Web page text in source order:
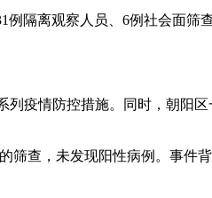
隔离观察人员、6例社会面
列疫情防控措施。同时，朝
筛查，未发现阳性病例。事